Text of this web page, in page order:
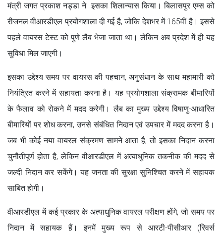
मंत्री जगत प्रकाश नड्डा ने इसका शिलान्यास किया। बिलासपुर एम्स को
रीजनल वीआरडीएल प्रयोगशाला दी गई है, जोकि देशभर में 165वीं है। इससे
पहले वायरस टेस्ट को पुणे लैब भेजा जाता था। लेकिन अब प्रदेश में ही यह
सुविधा मिल जाएगी।
इसका उद्देश्य समय पर वायरस की पहचान, अनुसंधान के साथ महामारी को
नियंत्रित करने में सहायता करना है। यह प्रयोगशाला संक्रामक बीमारियों
के फैलाव को रोकने में मदद करेगी। लैब का मुख्य उद्देश्य विषाणु-आधारित
बीमारियों पर शोध करना, उनसे संबंधित निदान एवं उपचार में मदद करना है।
जब भी कोई नया वायरल संक्रमण सामने आता है, तो इसका निदान करना
चुनौतीपूर्ण होता है, लेकिन वीआरडीएल में अत्याधुनिक तकनीक की मदद से
जल्दी निदान कर सकेंगे। यह जनता की सुरक्षा सुनिश्चित करने में सहायक
साबित होगी।
वीआरडीएल में कई प्रकार के अत्याधुनिक वायरल परीक्षण होंगे, जो समय पर
निदान में सहायक हैं। इनमें मुख्य रूप से आरटी-पीसीआर (रिवर्स